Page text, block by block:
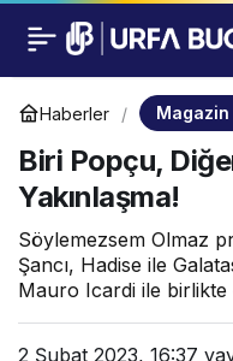
Haberler Magazin
Biri Popçu,
Yakınlaşma!
Söylemezsem Olmaz
Şancı, Hadise ile
Mauro Icardi ile
2 Şubat 2023, 16:37
Biri Popçu, Diğeri
Topçu: Sürpriz
Yakınlaşma!